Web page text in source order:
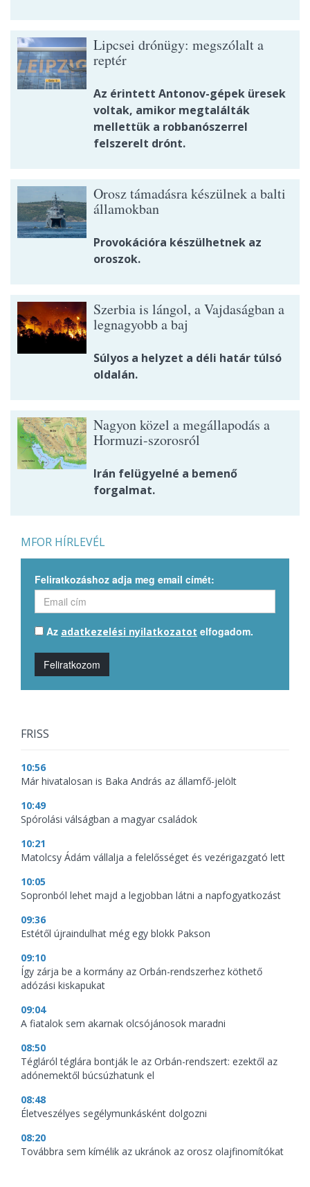
Lipcsei drónügy: megszólalt a
reptér
Az érintett Antonov-gépek üresek
voltak, amikor megtalálták
mellettük a robbanószerrel
felszerelt drónt.
Orosz támadásra készülnek a balti
államokban
Provokációra készülhetnek az
oroszok.
Szerbia is lángol, a Vajdaságban a
legnagyobb a baj
Súlyos a helyzet a déli határ túlsó
oldalán.
Nagyon közel a megállapodás a
Hormuzi-szorosról
Irán felügyelné a bemenő
forgalmat.
MFOR HÍRLEVÉL
Feliratkozáshoz adja meg email címét:
Az adatkezelési nyilatkozatot elfogadom.
Feliratkozom
FRISS
10:56
Már hivatalosan is Baka András az államfő-jelölt
10:49
Spórolási válságban a magyar családok
10:21
Matolcsy Ádám vállalja a felelősséget és vezérigazgató lett
10:05
Sopronból lehet majd a legjobban látni a napfogyatkozást
09:36
Estétől újraindulhat még egy blokk Pakson
09:10
Így zárja be a kormány az Orbán-rendszerhez köthető
adózási kiskapukat
09:04
A fiatalok sem akarnak olcsójánosok maradni
08:50
Tégláról téglára bontják le az Orbán-rendszert: ezektől az
adónemektől búcsúzhatunk el
08:48
Életveszélyes segélymunkásként dolgozni
08:20
Továbbra sem kímélik az ukránok az orosz olajfinomítókat